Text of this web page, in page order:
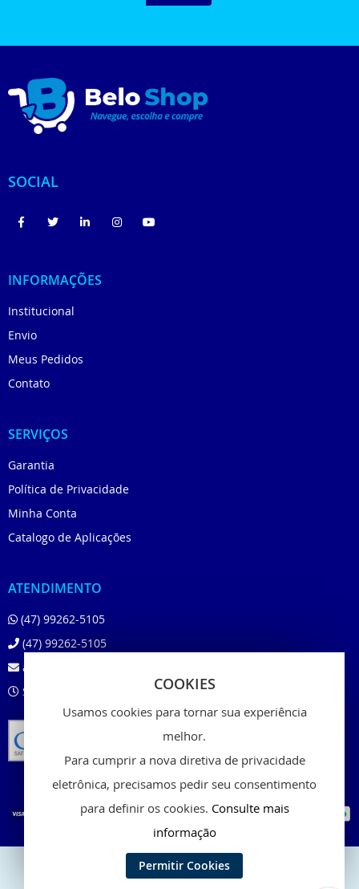
COOKIES
Usamos cookies para tornar sua experiência
melhor.
Para cumprir a nova diretiva de privacidade
eletrônica, precisamos pedir seu consentimento
para definir os cookies. Consulte mais
informação
Permitir Cookies
SOCIAL
INFORMAÇÕES
Institucional
Envio
Meus Pedidos
Contato
SERVIÇOS
Garantia
Política de Privacidade
Minha Conta
Catalogo de Aplicações
ATENDIMENTO
(47) 99262-5105
(47) 99262-5105
atendimento@beloshop.com.br
Segunda à Sexta das 8:00 às 18:00
Copyright © 2024 - Belo Shop, Inc. All rights reserved.